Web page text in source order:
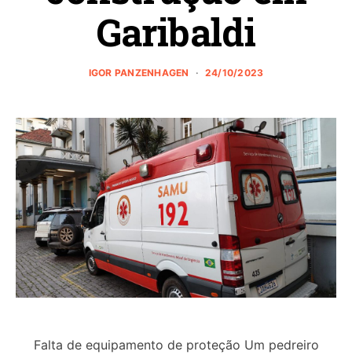
Garibaldi
IGOR PANZENHAGEN 24/10/2023
Falta de equipamento de proteção Um pedreiro